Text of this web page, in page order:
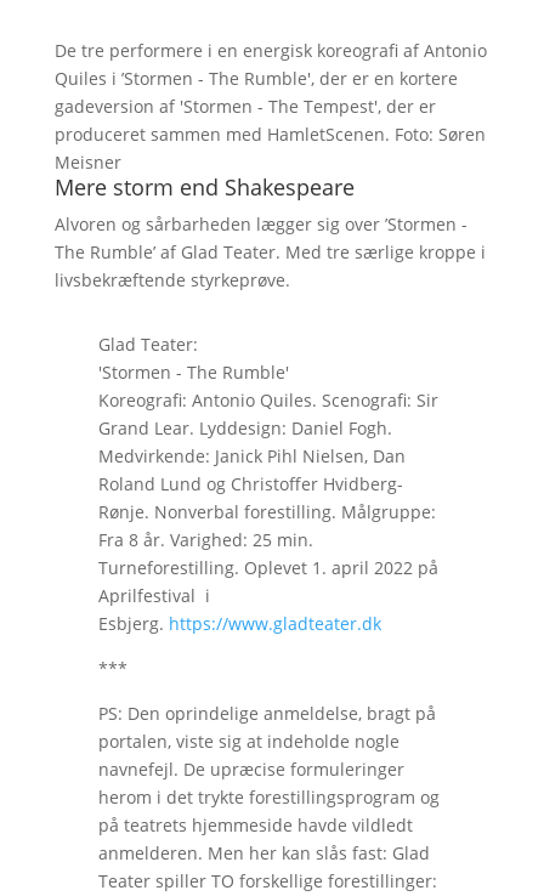
De tre performere i en energisk koreografi af Antonio
Quiles i ’Stormen - The Rumble', der er en kortere
gadeversion af 'Stormen - The Tempest', der er
produceret sammen med HamletScenen. Foto: Søren
Meisner
Mere storm end Shakespeare
Alvoren og sårbarheden lægger sig over ’Stormen -
The Rumble’ af Glad Teater. Med tre særlige kroppe i
livsbekræftende styrkeprøve.
Glad Teater:
'Stormen - The Rumble'
Koreografi: Antonio Quiles. Scenografi: Sir
Grand Lear. Lyddesign: Daniel Fogh.
Medvirkende: Janick Pihl Nielsen, Dan
Roland Lund og Christoffer Hvidberg-
Rønje. Nonverbal forestilling. Målgruppe:
Fra 8 år. Varighed: 25 min.
Turneforestilling. Oplevet 1. april 2022 på
Aprilfestival i
Esbjerg. https://www.gladteater.dk
***
PS: Den oprindelige anmeldelse, bragt på
portalen, viste sig at indeholde nogle
navnefejl. De upræcise formuleringer
herom i det trykte forestillingsprogram og
på teatrets hjemmeside havde vildledt
anmelderen. Men her kan slås fast: Glad
Teater spiller TO forskellige forestillinger: